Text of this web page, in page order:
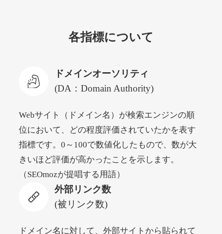
詳細を見る
newyorktodaylive.com
DA53 外部リンク数 430 ドメイン年齢
詳細を見る
dog-life-jacket.com
ジャンルその他
外部リンク数393
入札 0件
各指標について
ドメインオーソリティ
(DA：Domain Authority)
Webサイト（ドメイン名）が検索エンジンの順
位において、どの程度評価されていたかを表す
指標です。0～100で数値化したもので、数が大
きいほど評価が高かったことを示します。
（SEOmozが提唱する用語）
外部リンク数
(被リンク数)
ドメイン名に対して、外部サイトから貼られて